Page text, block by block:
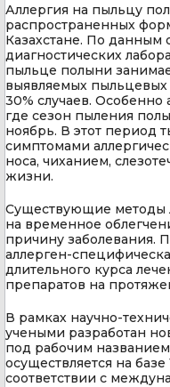
Аллергия на пыльцу
распространенных
Казахстане. По данным
диагностических
пыльце полыни
выявляемых пыльцевых
30% случаев. Особенно
где сезон пыления
ноябрь. В этот период
симптомами
носа, чиханием,
жизни.
Существующие методы
на временное
причину заболевания.
аллерген-
длительного курса
препаратов на
В рамках научно-
учеными разработан
под рабочим
осуществляется на
соответствии с